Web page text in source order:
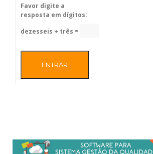
Favor digite a
resposta em dígitos:
dezesseis + três =
ENTRAR